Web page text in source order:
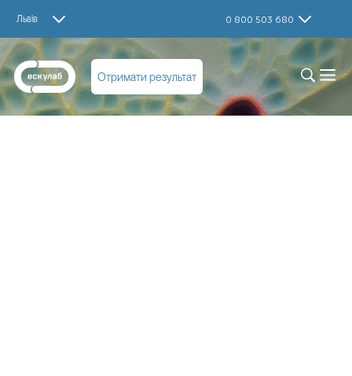
Львів 0 800 503 680
Отримати результат